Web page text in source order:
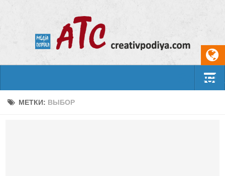
События
МЕТКИ: ВЫБОР